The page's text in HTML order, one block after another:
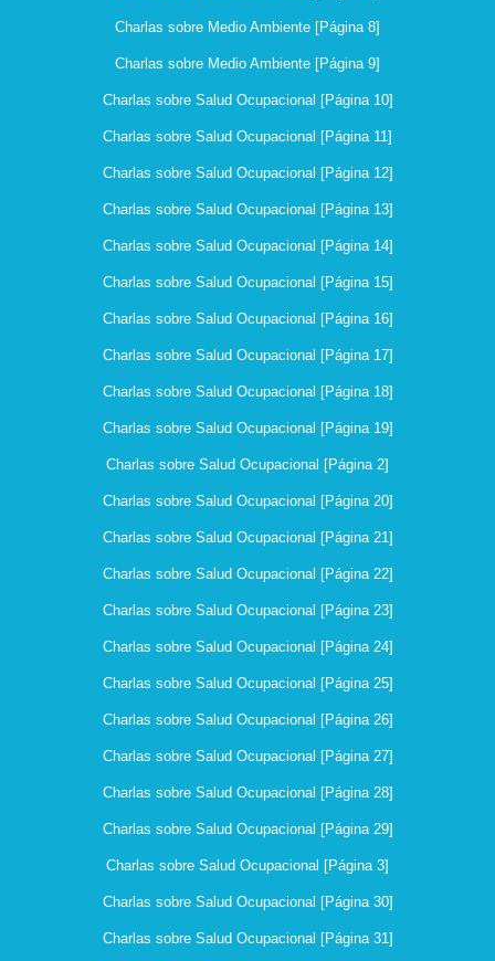
Charlas sobre Medio Ambiente [Página 8]
Charlas sobre Medio Ambiente [Página 9]
Charlas sobre Salud Ocupacional [Página 10]
Charlas sobre Salud Ocupacional [Página 11]
Charlas sobre Salud Ocupacional [Página 12]
Charlas sobre Salud Ocupacional [Página 13]
Charlas sobre Salud Ocupacional [Página 14]
Charlas sobre Salud Ocupacional [Página 15]
Charlas sobre Salud Ocupacional [Página 16]
Charlas sobre Salud Ocupacional [Página 17]
Charlas sobre Salud Ocupacional [Página 18]
Charlas sobre Salud Ocupacional [Página 19]
Charlas sobre Salud Ocupacional [Página 2]
Charlas sobre Salud Ocupacional [Página 20]
Charlas sobre Salud Ocupacional [Página 21]
Charlas sobre Salud Ocupacional [Página 22]
Charlas sobre Salud Ocupacional [Página 23]
Charlas sobre Salud Ocupacional [Página 24]
Charlas sobre Salud Ocupacional [Página 25]
Charlas sobre Salud Ocupacional [Página 26]
Charlas sobre Salud Ocupacional [Página 27]
Charlas sobre Salud Ocupacional [Página 28]
Charlas sobre Salud Ocupacional [Página 29]
Charlas sobre Salud Ocupacional [Página 3]
Charlas sobre Salud Ocupacional [Página 30]
Charlas sobre Salud Ocupacional [Página 31]